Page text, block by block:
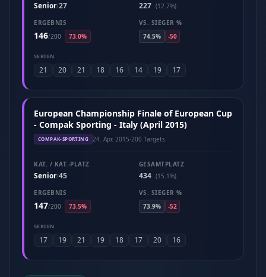
Senior/27 227 (12.7%)
ERGEBNIS
146/200 73.0%
VS. SIEGER %
74.5%
-50
SERIEN
21 20 21 18 16 14 19 17
European Championship Finale of European Cup
- Compak Sporting - Italy (April 2015)
COMPAK-SPORTING 24. Apr. 2015·200 Targets
KAT. / KAT.-PLATZ
Senior/45
GESAMTPLATZ
434 (15.1%)
ERGEBNIS
147/200 73.5%
VS. SIEGER %
73.9%
-52
SERIEN
17 19 21 19 18 17 20 16